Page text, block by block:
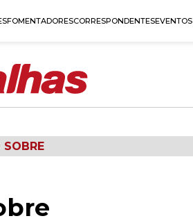
FOMENTADORESCORRESPONDENTESEVENTOS
SOBRE